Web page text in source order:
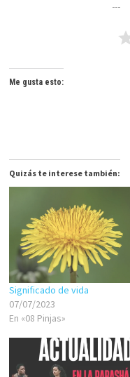
Me gusta esto:
Quizás te interese también:
Significado de vida
07/07/2023
En «08 Pinjas»